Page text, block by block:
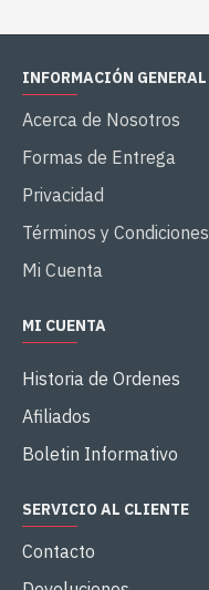
INFORMACIÓN GENERAL
Acerca de Nosotros
Formas de Entrega
Privacidad
Términos y Condiciones
Mi Cuenta
MI CUENTA
Historia de Ordenes
Afiliados
Boletin Informativo
SERVICIO AL CLIENTE
Contacto